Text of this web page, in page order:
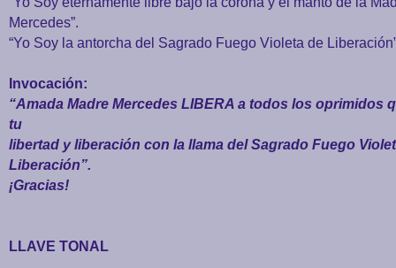
Mercedes”.
“Yo Soy la antorcha del Sagrado Fuego Violeta de
Invocación:
“Amada Madre Mercedes LIBERA a todos los oprimidos
tu
libertad y liberación con la llama del Sagrado Fuego
Liberación”.
¡Gracias!
LLAVE TONAL